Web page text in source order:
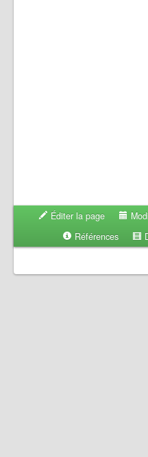
Éditer la page
Références